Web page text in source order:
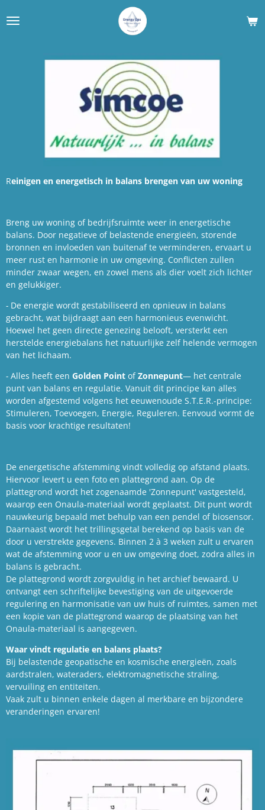
direct
hoofdinhoud
Reinigen en energetisch in balans brengen van uw woning
Breng uw woning of bedrijfsruimte weer in energetische
balans. Door negatieve of belastende energieën, storende
bronnen en invloeden van buitenaf te verminderen, ervaart u
meer rust en harmonie in uw omgeving. Conflicten zullen
minder zwaar wegen, en zowel mens als dier voelt zich lichter
en gelukkiger.
- De energie wordt gestabiliseerd en opnieuw in balans
gebracht, wat bijdraagt aan een harmonieus evenwicht.
Hoewel het geen directe genezing belooft, versterkt een
herstelde energiebalans het natuurlijke zelf helende vermogen
van het lichaam.
- Alles heeft een Golden Point ofZonnepunt— het centrale
punt van balans en regulatie. Vanuit dit principe kan alles
worden afgestemd volgens het eeuwenoude S.T.E.R.-principe:
Stimuleren, Toevoegen, Energie, Reguleren. Eenvoud vormt de
basis voor krachtige resultaten!
De energetische afstemming vindt volledig op afstand plaats.
Hiervoor levert u een foto en plattegrond aan. Op de
plattegrond wordt het zogenaamde 'Zonnepunt' vastgesteld,
waarop een Onaula-materiaal wordt geplaatst. Dit punt wordt
nauwkeurig bepaald met behulp van een pendel of biosensor.
Daarnaast wordt het trillingsgetal berekend op basis van de
door u verstrekte gegevens. Binnen 2 à 3 weken zult u ervaren
wat de afstemming voor u en uw omgeving doet, zodra alles in
balans is gebracht.
De plattegrond wordt zorgvuldig in het archief bewaard. U
ontvangt een schriftelijke bevestiging van de uitgevoerde
regulering en harmonisatie van uw huis of ruimtes, samen met
een kopie van de plattegrond waarop de plaatsing van het
Onaula-materiaal is aangegeven.
Waar vindt regulatie en balans plaats?
Bij belastende geopatische en kosmische energieën, zoals
aardstralen, wateraders, elektromagnetische straling,
vervuiling en entiteiten.
Vaak zult u binnen enkele dagen al merkbare en bijzondere
veranderingen ervaren!